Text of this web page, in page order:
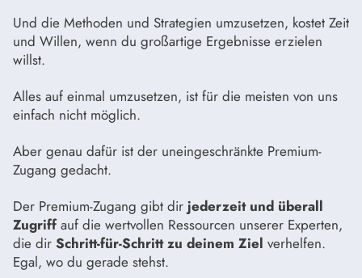
Und die Methoden und Strategien umzusetzen, kostet Zeit
und Willen, wenn du großartige Ergebnisse erzielen
willst.
Alles auf einmal umzusetzen, ist für die meisten von uns
einfach nicht möglich.
Aber genau dafür ist der uneingeschränkte Premium-
Zugang gedacht.
Der Premium-Zugang gibt dir jederzeit und überall
Zugriffauf die wertvollen Ressourcen unserer Experten,
die dir Schritt-für-Schritt zu deinem Ziel verhelfen.
Egal, wo du gerade stehst.